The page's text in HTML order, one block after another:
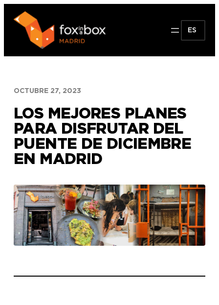
Saltar
contenido
ES
OCTUBRE 27, 2023
LOS MEJORES PLANES
PARA DISFRUTAR DEL
PUENTE DE DICIEMBRE
EN MADRID